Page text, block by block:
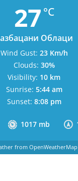
27 °C
Облаци
1017 mb
Wind Gust: 23 Km/h
Clouds: 30%
Visibility: 10 km
Sunrise: 5:44 am
Sunset: 8:08 pm
from OpenWeatherMap